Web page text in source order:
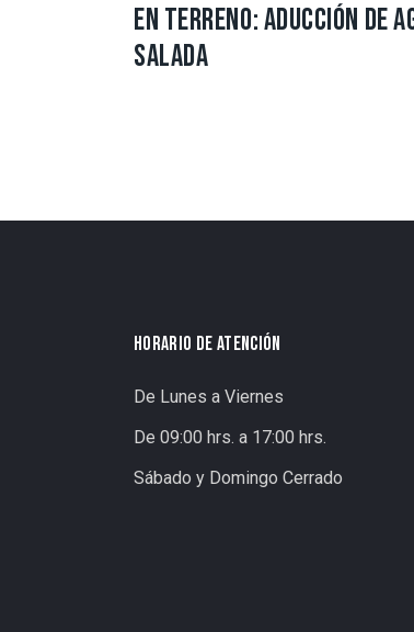
EN TERRENO: ADUCCIÓN DE
SALADA
HORARIO DE ATENCIÓN
De Lunes a Viernes
De 09:00 hrs. a 17:00 hrs.
Sábado y Domingo Cerrado